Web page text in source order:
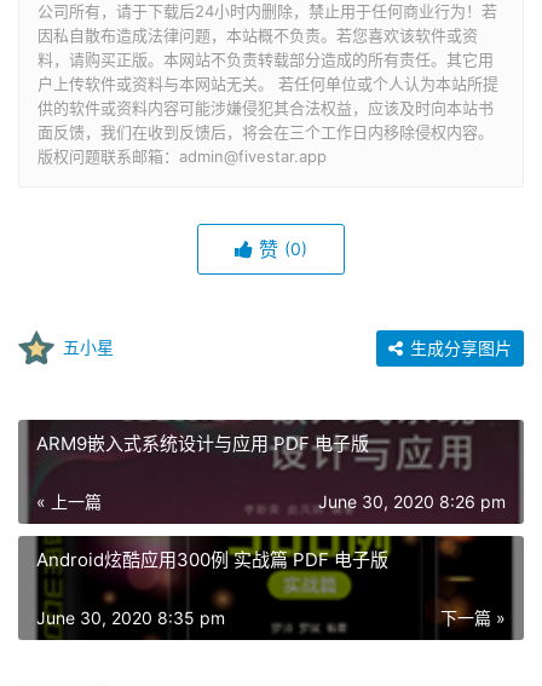
公司所有，请于下载后24小时内删除，禁止用于任何商业行为！若
因私自散布造成法律问题，本站概不负责。若您喜欢该软件或资
料，请购买正版。本网站不负责转载部分造成的所有责任。其它用
户上传软件或资料与本网站无关。 若任何单位或个人认为本站所提
供的软件或资料内容可能涉嫌侵犯其合法权益，应该及时向本站书
面反馈，我们在收到反馈后，将会在三个工作日内移除侵权内容。
版权问题联系邮箱：admin@fivestar.app
赞 (0)
五小星 生成分享图片
ARM9嵌入式系统设计与应用 PDF 电子版
« 上一篇 June 30, 2020 8:26 pm
Android炫酷应用300例 实战篇 PDF 电子版
下一篇 »
June 30, 2020 8:35 pm